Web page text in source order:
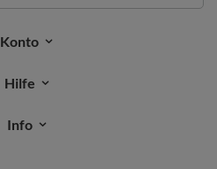
Konto
Hilfe
Info